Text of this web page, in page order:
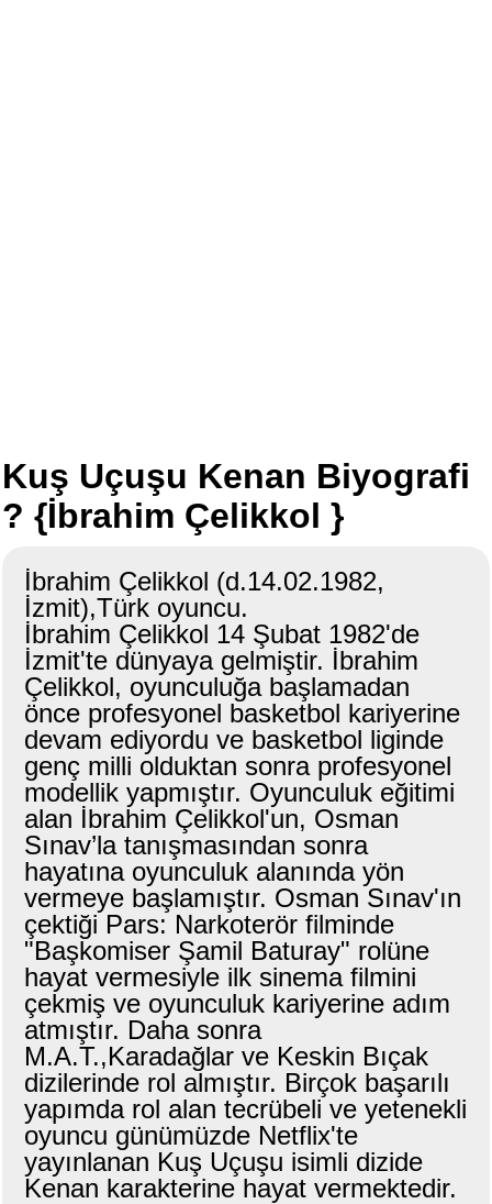
Kuş Uçuşu Kenan Biyografi
? {İbrahim Çelikkol }
İbrahim Çelikkol (d.14.02.1982,
İzmit),Türk oyuncu.
İbrahim Çelikkol 14 Şubat 1982'de
İzmit'te dünyaya gelmiştir. İbrahim
Çelikkol, oyunculuğa başlamadan
önce profesyonel basketbol kariyerine
devam ediyordu ve basketbol liginde
genç milli olduktan sonra profesyonel
modellik yapmıştır. Oyunculuk eğitimi
alan İbrahim Çelikkol'un, Osman
Sınav’la tanışmasından sonra
hayatına oyunculuk alanında yön
vermeye başlamıştır. Osman Sınav'ın
çektiği Pars: Narkoterör filminde
"Başkomiser Şamil Baturay" rolüne
hayat vermesiyle ilk sinema filmini
çekmiş ve oyunculuk kariyerine adım
atmıştır. Daha sonra
M.A.T.,Karadağlar ve Keskin Bıçak
dizilerinde rol almıştır. Birçok başarılı
yapımda rol alan tecrübeli ve yetenekli
oyuncu günümüzde Netflix'te
yayınlanan Kuş Uçuşu isimli dizide
Kenan karakterine hayat vermektedir.